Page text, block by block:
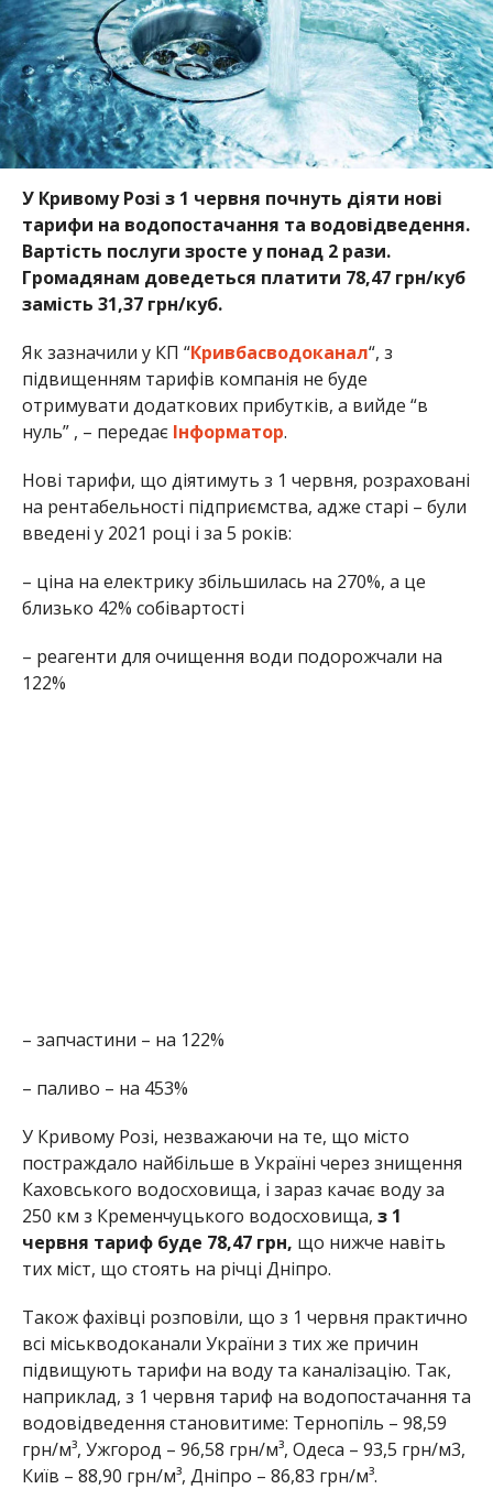
У Кривому Розі з 1 червня почнуть діяти нові
тарифи на водопостачання та водовідведення.
Вартість послуги зросте у понад 2 рази.
Громадянам доведеться платити 78,47 грн/куб
замість 31,37 грн/куб.
Як зазначили у КП “Кривбасводоканал“, з
підвищенням тарифів компанія не буде
отримувати додаткових прибутків, а вийде “в
нуль” , – передає Інформатор.
Нові тарифи, що діятимуть з 1 червня, розраховані
на рентабельності підприємства, адже старі – були
введені у 2021 році і за 5 років:
– ціна на електрику збільшилась на 270%, а це
близько 42% собівартості
– реагенти для очищення води подорожчали на
122%
– запчастини – на 122%
– паливо – на 453%
У Кривому Розі, незважаючи на те, що місто
постраждало найбільше в Україні через знищення
Каховського водосховища, і зараз качає воду за
250 км з Кременчуцького водосховища, з 1
червня тариф буде 78,47 грн, що нижче навіть
тих міст, що стоять на річці Дніпро.
Також фахівці розповіли, що з 1 червня практично
всі міськводоканали України з тих же причин
підвищують тарифи на воду та каналізацію. Так,
наприклад, з 1 червня тариф на водопостачання та
водовідведення становитиме: Тернопіль – 98,59
грн/м³, Ужгород – 96,58 грн/м³, Одеса – 93,5 грн/м3,
Київ – 88,90 грн/м³, Дніпро – 86,83 грн/м³.